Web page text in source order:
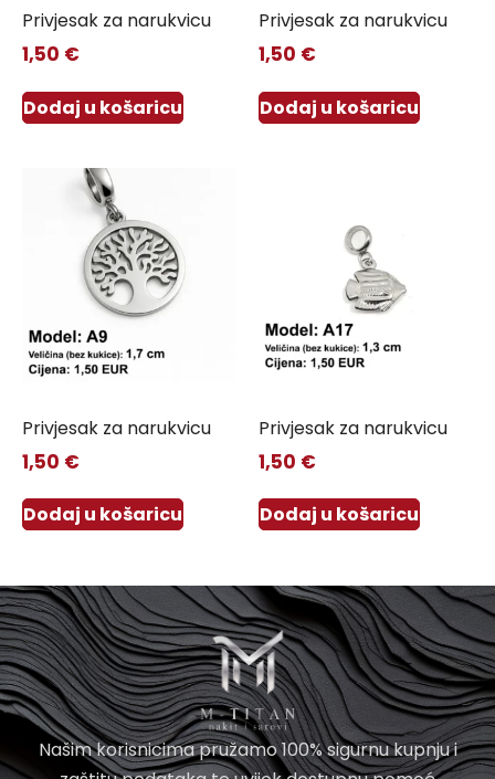
Privjesak za narukvicu
1,50 €
Dodaj u košaricu
Privjesak za narukvicu
1,50 €
Dodaj u košaricu
Privjesak za narukvicu
1,50 €
Dodaj u košaricu
Privjesak za narukvicu
1,50 €
Dodaj u košaricu
Našim korisnicima pružamo 100% sigurnu kupnju i